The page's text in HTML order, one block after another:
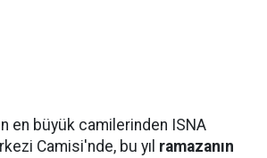
en büyük camilerinden ISNA
Camisi'nde, bu yıl ramazanın